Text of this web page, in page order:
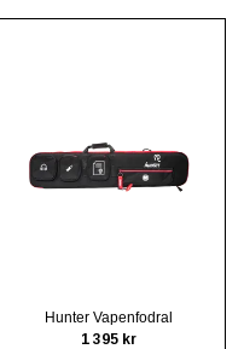
Hunter Vapenfodral
1 395 kr